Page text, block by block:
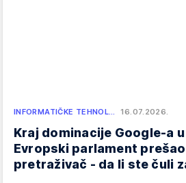
INFORMATIČKE TEHNOL… 16.07.2026.
Kraj dominacije Google-a
Evropski parlament
pretraživač - da li ste čuli